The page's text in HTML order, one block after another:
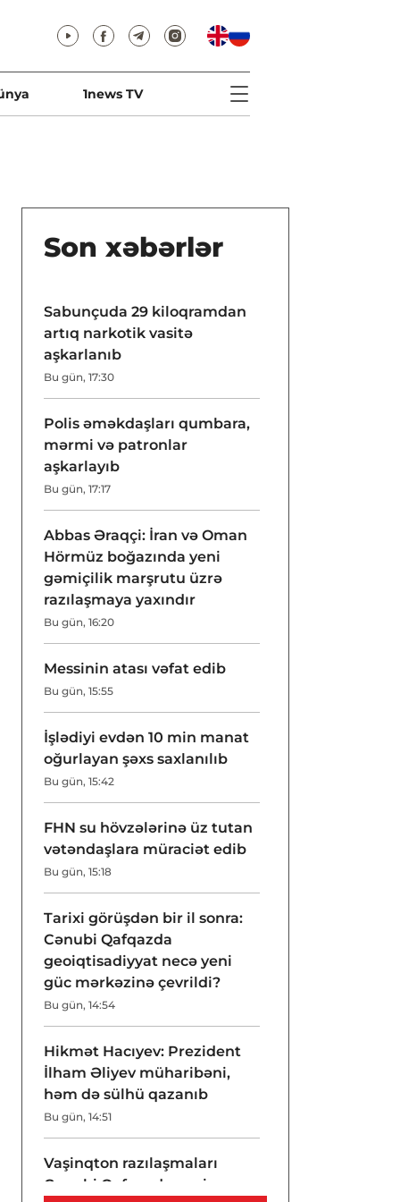
1news TV
Son xəbərlər
Sabunçuda 29 kiloqramdan
artıq narkotik vasitə
aşkarlanıb
Bu gün, 17:30
Polis əməkdaşları qumbara,
mərmi və patronlar
aşkarlayıb
Bu gün, 17:17
Abbas Əraqçi: İran və Oman
Hörmüz boğazında yeni
gəmiçilik marşrutu üzrə
razılaşmaya yaxındır
Bu gün, 16:20
Messinin atası vəfat edib
Bu gün, 15:55
İşlədiyi evdən 10 min manat
oğurlayan şəxs saxlanılıb
Bu gün, 15:42
FHN su hövzələrinə üz tutan
vətəndaşlara müraciət edib
Bu gün, 15:18
Tarixi görüşdən bir il sonra:
Cənubi Qafqazda
geoiqtisadiyyat necə yeni
güc mərkəzinə çevrildi?
Bu gün, 14:54
Hikmət Hacıyev: Prezident
İlham Əliyev müharibəni,
həm də sülhü qazanıb
Bu gün, 14:51
Vaşinqton razılaşmaları
Cənubi Qafqazda nəyi